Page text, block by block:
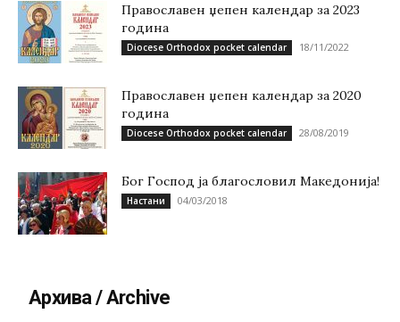
Православен џепен календар за 2023
година
Diocese Orthodox pocket calendar 18/11/2022
Православен џепен календар за 2020
година
Diocese Orthodox pocket calendar 28/08/2019
Бог Господ ја благословил Македонија!
Настани 04/03/2018
Архива / Archive